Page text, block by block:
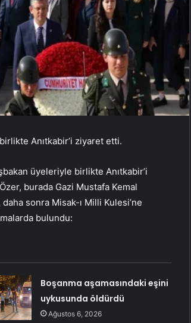
Anıtkabir’i ziyaret etti.
üyeleriyle birlikte Anıtkabir’i
burada Gazi Mustafa Kemal
sonra Misak-ı Milli Kulesi’ne
bulundu:
Boşanma aşamasındaki eşini
uykusunda öldürdü
Ağustos 6, 2026